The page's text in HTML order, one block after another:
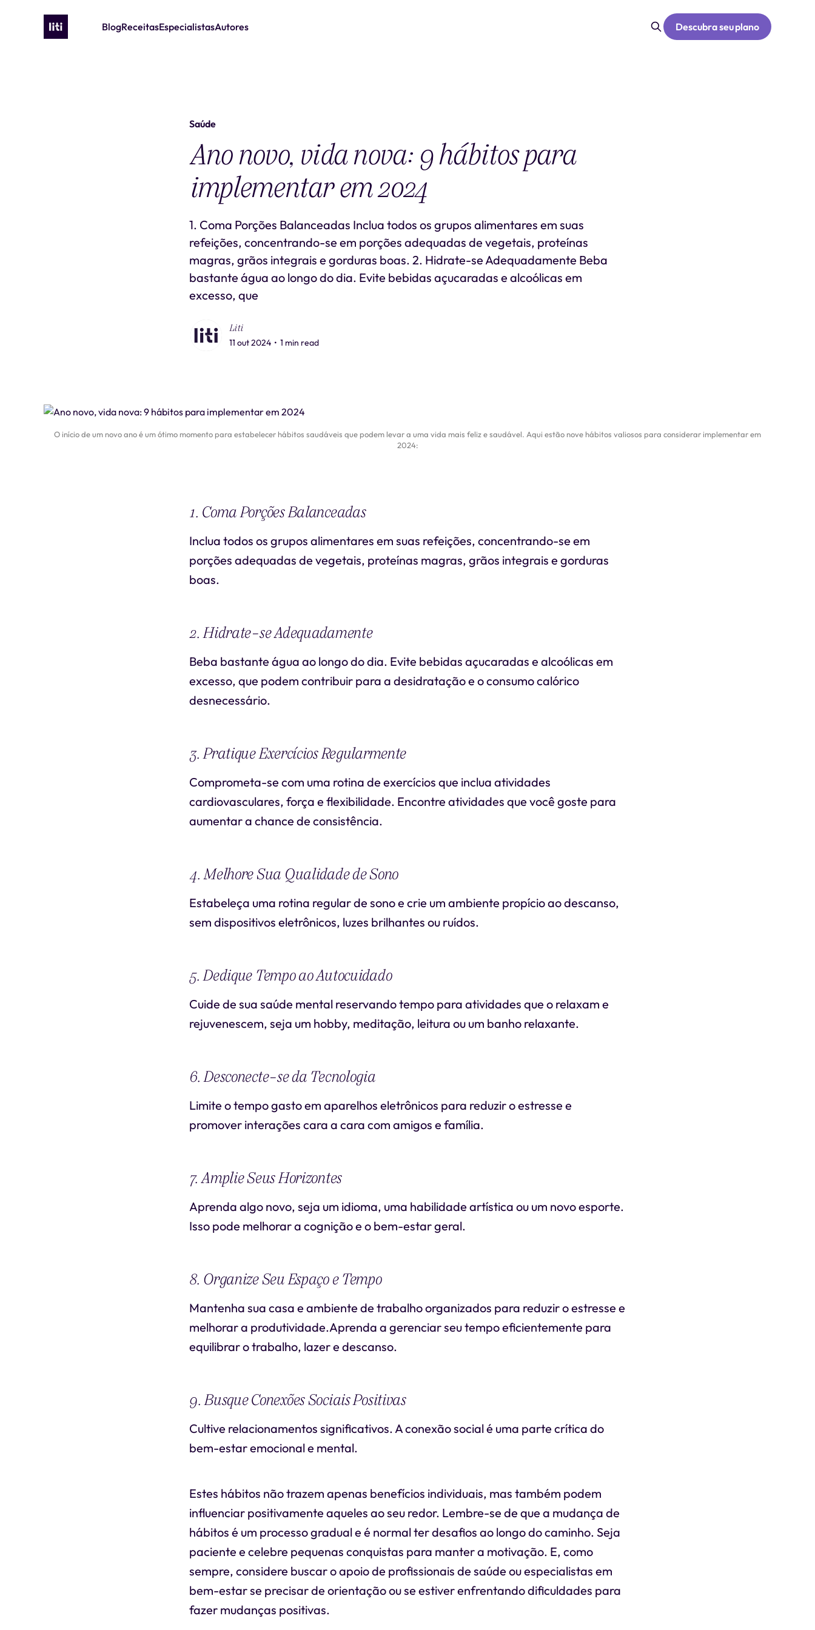
BlogReceitasEspecialistasAutores Descubra seu plano
Saúde
Ano novo, vida nova: 9 hábitos para
implementar em 2024
1. Coma Porções Balanceadas Inclua todos os grupos alimentares em suas
refeições, concentrando-se em porções adequadas de vegetais, proteínas
magras, grãos integrais e gorduras boas. 2. Hidrate-se Adequadamente Beba
bastante água ao longo do dia. Evite bebidas açucaradas e alcoólicas em
excesso, que
Liti
11 out 2024 • 1 min read
O início de um novo ano é um ótimo momento para estabelecer hábitos saudáveis que podem levar a uma vida mais feliz e saudável. Aqui estão nove hábitos valiosos para considerar implementar em
2024:
1. Coma Porções Balanceadas
Inclua todos os grupos alimentares em suas refeições, concentrando-se em
porções adequadas de vegetais, proteínas magras, grãos integrais e gorduras
boas.
2. Hidrate-se Adequadamente
Beba bastante água ao longo do dia. Evite bebidas açucaradas e alcoólicas em
excesso, que podem contribuir para a desidratação e o consumo calórico
desnecessário.
3. Pratique Exercícios Regularmente
Comprometa-se com uma rotina de exercícios que inclua atividades
cardiovasculares, força e flexibilidade. Encontre atividades que você goste para
aumentar a chance de consistência.
4. Melhore Sua Qualidade de Sono
Estabeleça uma rotina regular de sono e crie um ambiente propício ao descanso,
sem dispositivos eletrônicos, luzes brilhantes ou ruídos.
5. Dedique Tempo ao Autocuidado
Cuide de sua saúde mental reservando tempo para atividades que o relaxam e
rejuvenescem, seja um hobby, meditação, leitura ou um banho relaxante.
6. Desconecte-se da Tecnologia
Limite o tempo gasto em aparelhos eletrônicos para reduzir o estresse e
promover interações cara a cara com amigos e família.
7. Amplie Seus Horizontes
Aprenda algo novo, seja um idioma, uma habilidade artística ou um novo esporte.
Isso pode melhorar a cognição e o bem-estar geral.
8. Organize Seu Espaço e Tempo
Mantenha sua casa e ambiente de trabalho organizados para reduzir o estresse e
melhorar a produtividade.Aprenda a gerenciar seu tempo eficientemente para
equilibrar o trabalho, lazer e descanso.
9. Busque Conexões Sociais Positivas
Cultive relacionamentos significativos. A conexão social é uma parte crítica do
bem-estar emocional e mental.
Estes hábitos não trazem apenas benefícios individuais, mas também podem
influenciar positivamente aqueles ao seu redor. Lembre-se de que a mudança de
hábitos é um processo gradual e é normal ter desafios ao longo do caminho. Seja
paciente e celebre pequenas conquistas para manter a motivação. E, como
sempre, considere buscar o apoio de profissionais de saúde ou especialistas em
bem-estar se precisar de orientação ou se estiver enfrentando dificuldades para
fazer mudanças positivas.